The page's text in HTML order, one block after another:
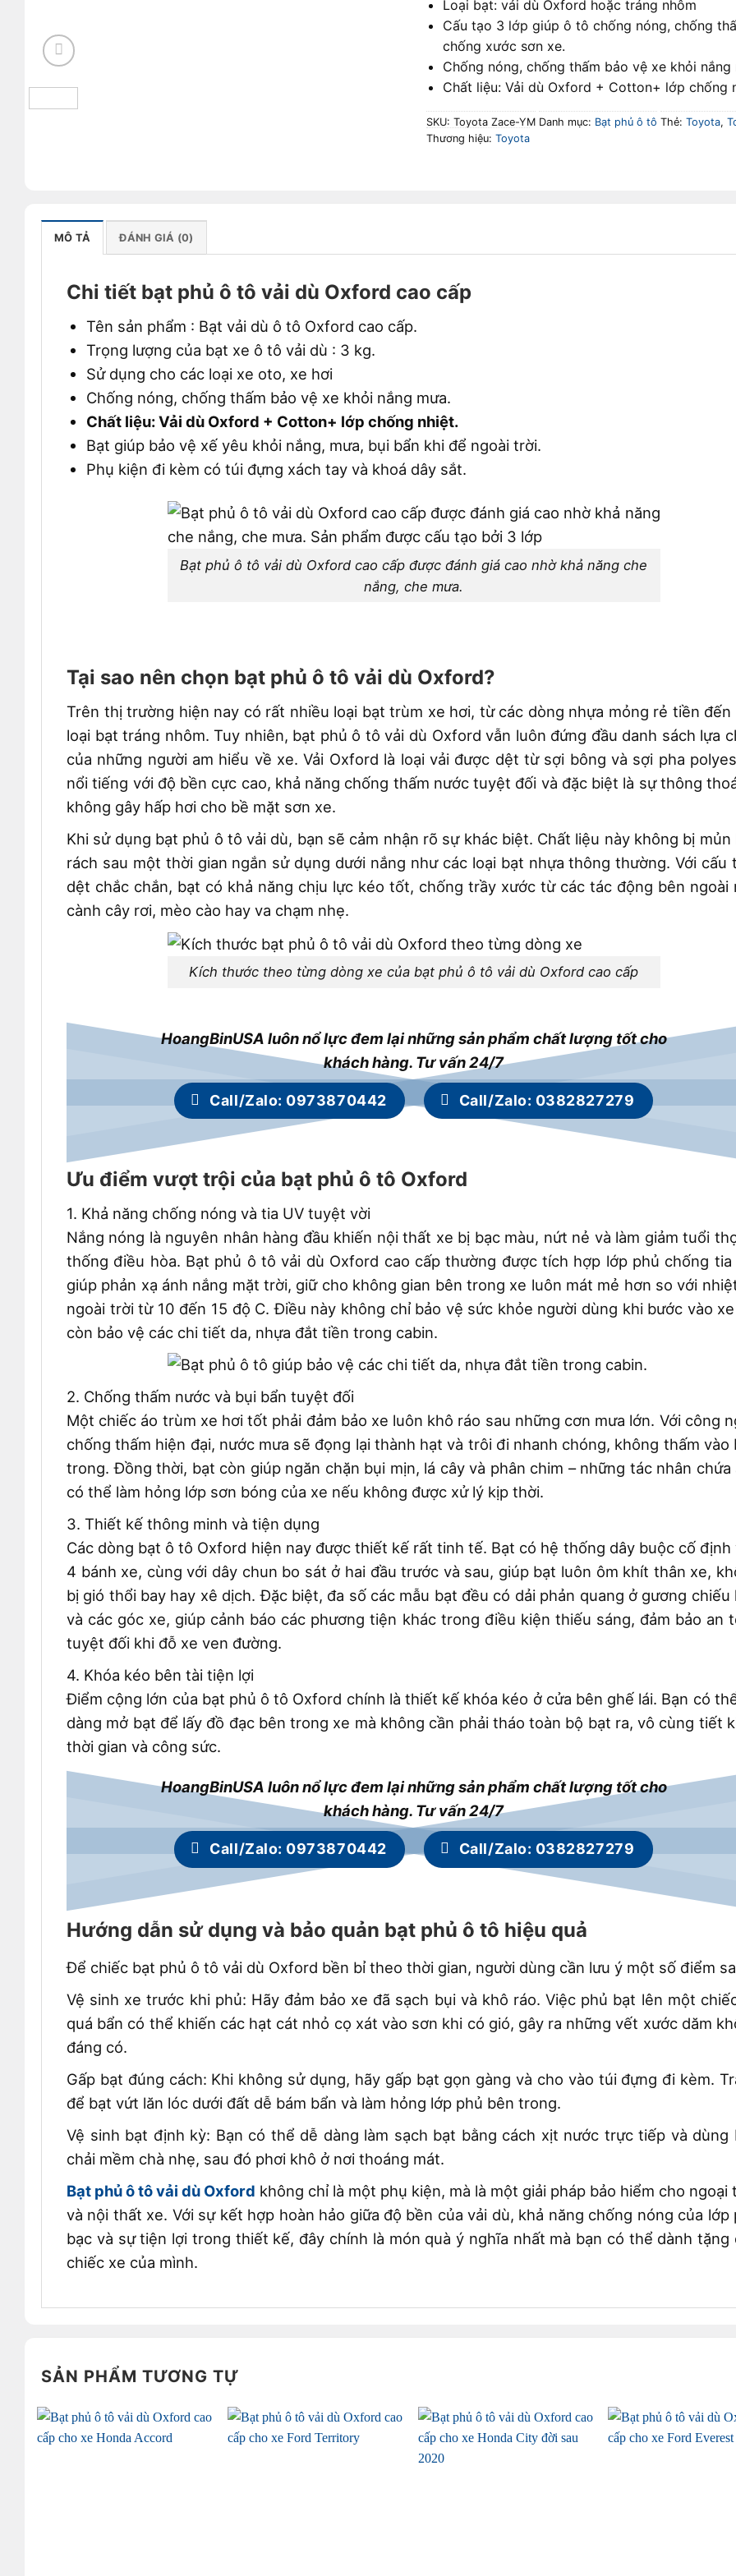
Loại bạt: vải dù Oxford hoặc tráng nhôm
Cấu tạo 3 lớp giúp ô tô chống nóng, chống
chống xước sơn xe.
Chống nóng, chống thấm bảo vệ xe khỏi nắng
Chất liệu: Vải dù Oxford + Cotton+ lớp chống
SKU: Toyota Zace-YM Danh mục: Bạt phủ ô tô Thẻ: Toyota,
Thương hiệu: Toyota
MÔ TẢ ĐÁNH GIÁ (0)
Chi tiết bạt phủ ô tô vải dù Oxford cao cấp
Tên sản phẩm : Bạt vải dù ô tô Oxford cao cấp.
Trọng lượng của bạt xe ô tô vải dù : 3 kg.
Sử dụng cho các loại xe oto, xe hơi
Chống nóng, chống thấm bảo vệ xe khỏi nắng mưa.
Chất liệu: Vải dù Oxford + Cotton+ lớp chống nhiệt.
Bạt giúp bảo vệ xế yêu khỏi nắng, mưa, bụi bẩn khi để ngoài trời.
Phụ kiện đi kèm có túi đựng xách tay và khoá dây sắt.
Bạt phủ ô tô vải dù Oxford cao cấp được đánh giá cao nhờ khả năng che
nắng, che mưa.
Tại sao nên chọn bạt phủ ô tô vải dù Oxford?
Trên thị trường hiện nay có rất nhiều loại bạt trùm xe hơi, từ các dòng nhựa mỏng rẻ tiền đến
loại bạt tráng nhôm. Tuy nhiên, bạt phủ ô tô vải dù Oxford vẫn luôn đứng đầu danh sách lựa
của những người am hiểu về xe. Vải Oxford là loại vải được dệt từ sợi bông và sợi pha
nổi tiếng với độ bền cực cao, khả năng chống thấm nước tuyệt đối và đặc biệt là sự thông
không gây hấp hơi cho bề mặt sơn xe.
Khi sử dụng bạt phủ ô tô vải dù, bạn sẽ cảm nhận rõ sự khác biệt. Chất liệu này không bị mủn
rách sau một thời gian ngắn sử dụng dưới nắng như các loại bạt nhựa thông thường. Với cấu
dệt chắc chắn, bạt có khả năng chịu lực kéo tốt, chống trầy xước từ các tác động bên ngoài
cành cây rơi, mèo cào hay va chạm nhẹ.
Kích thước theo từng dòng xe của bạt phủ ô tô vải dù Oxford cao cấp
HoangBinUSA luôn nổ lực đem lại những sản phẩm chất lượng tốt cho
khách hàng. Tư vấn 24/7
Call/Zalo: 0973870442 Call/Zalo: 0382827279
Ưu điểm vượt trội của bạt phủ ô tô Oxford
1. Khả năng chống nóng và tia UV tuyệt vời
Nắng nóng là nguyên nhân hàng đầu khiến nội thất xe bị bạc màu, nứt nẻ và làm giảm tuổi
thống điều hòa. Bạt phủ ô tô vải dù Oxford cao cấp thường được tích hợp lớp phủ chống tia
giúp phản xạ ánh nắng mặt trời, giữ cho không gian bên trong xe luôn mát mẻ hơn so với
ngoài trời từ 10 đến 15 độ C. Điều này không chỉ bảo vệ sức khỏe người dùng khi bước vào
còn bảo vệ các chi tiết da, nhựa đắt tiền trong cabin.
2. Chống thấm nước và bụi bẩn tuyệt đối
Một chiếc áo trùm xe hơi tốt phải đảm bảo xe luôn khô ráo sau những cơn mưa lớn. Với công
chống thấm hiện đại, nước mưa sẽ đọng lại thành hạt và trôi đi nhanh chóng, không thấm vào
trong. Đồng thời, bạt còn giúp ngăn chặn bụi mịn, lá cây và phân chim – những tác nhân chứa
có thể làm hỏng lớp sơn bóng của xe nếu không được xử lý kịp thời.
3. Thiết kế thông minh và tiện dụng
Các dòng bạt ô tô Oxford hiện nay được thiết kế rất tinh tế. Bạt có hệ thống dây buộc cố định
4 bánh xe, cùng với dây chun bo sát ở hai đầu trước và sau, giúp bạt luôn ôm khít thân xe,
bị gió thổi bay hay xê dịch. Đặc biệt, đa số các mẫu bạt đều có dải phản quang ở gương chiếu
và các góc xe, giúp cảnh báo các phương tiện khác trong điều kiện thiếu sáng, đảm bảo an
tuyệt đối khi đỗ xe ven đường.
4. Khóa kéo bên tài tiện lợi
Điểm cộng lớn của bạt phủ ô tô Oxford chính là thiết kế khóa kéo ở cửa bên ghế lái. Bạn có
dàng mở bạt để lấy đồ đạc bên trong xe mà không cần phải tháo toàn bộ bạt ra, vô cùng tiết
thời gian và công sức.
HoangBinUSA luôn nổ lực đem lại những sản phẩm chất lượng tốt cho
khách hàng. Tư vấn 24/7
Call/Zalo: 0973870442 Call/Zalo: 0382827279
Hướng dẫn sử dụng và bảo quản bạt phủ ô tô hiệu quả
Để chiếc bạt phủ ô tô vải dù Oxford bền bỉ theo thời gian, người dùng cần lưu ý một số điểm
Vệ sinh xe trước khi phủ: Hãy đảm bảo xe đã sạch bụi và khô ráo. Việc phủ bạt lên một
quá bẩn có thể khiến các hạt cát nhỏ cọ xát vào sơn khi có gió, gây ra những vết xước dăm
đáng có.
Gấp bạt đúng cách: Khi không sử dụng, hãy gấp bạt gọn gàng và cho vào túi đựng đi kèm.
để bạt vứt lăn lóc dưới đất dễ bám bẩn và làm hỏng lớp phủ bên trong.
Vệ sinh bạt định kỳ: Bạn có thể dễ dàng làm sạch bạt bằng cách xịt nước trực tiếp và dùng
chải mềm chà nhẹ, sau đó phơi khô ở nơi thoáng mát.
Bạt phủ ô tô vải dù Oxford không chỉ là một phụ kiện, mà là một giải pháp bảo hiểm cho ngoại
và nội thất xe. Với sự kết hợp hoàn hảo giữa độ bền của vải dù, khả năng chống nóng của lớp
bạc và sự tiện lợi trong thiết kế, đây chính là món quà ý nghĩa nhất mà bạn có thể dành tặng
chiếc xe của mình.
SẢN PHẨM TƯƠNG TỰ